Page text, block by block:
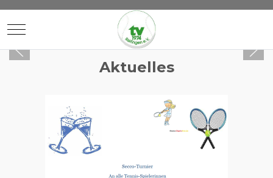
Mobile Menu Toggle
Aktuelles